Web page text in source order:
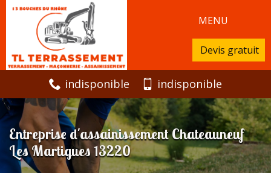
MENU
Devis gratuit
indisponible indisponible
Entreprise d'assainissement Chateauneuf
Les Martigues 13220